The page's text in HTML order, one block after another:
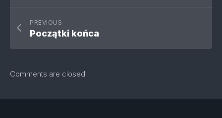
PREVIOUS
Początki końca
Comments are closed.